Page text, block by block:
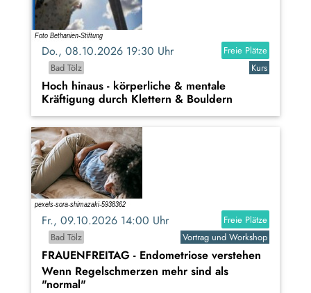
Do., 08.10.2026 19:30 Uhr
Freie Plätze
Bad Tölz
Kurs
Hoch hinaus - körperliche & mentale
Kräftigung durch Klettern & Bouldern
Fr., 09.10.2026 14:00 Uhr
Freie Plätze
Bad Tölz
Vortrag und Workshop
FRAUENFREITAG - Endometriose verstehen
Wenn Regelschmerzen mehr sind als
"normal"